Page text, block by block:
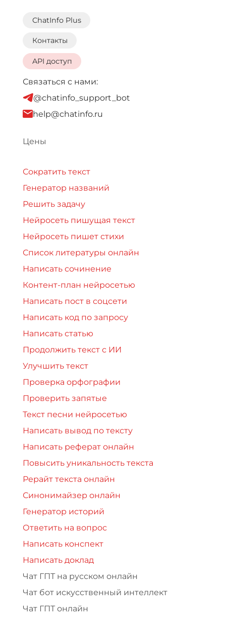
ChatInfo Plus
Контакты
API доступ
Связаться с нами:
@chatinfo_support_bot
help@chatinfo.ru
Цены
Сократить текст
Генератор названий
Решить задачу
Нейросеть пишущая текст
Нейросеть пишет стихи
Список литературы онлайн
Написать сочинение
Контент-план нейросетью
Написать пост в соцсети
Написать код по запросу
Написать статью
Продолжить текст с ИИ
Улучшить текст
Проверка орфографии
Проверить запятые
Текст песни нейросетью
Написать вывод по тексту
Написать реферат онлайн
Повысить уникальность текста
Рерайт текста онлайн
Синонимайзер онлайн
Генератор историй
Ответить на вопрос
Написать конспект
Написать доклад
Чат ГПТ на русском онлайн
Чат бот искусственный интеллект
Чат ГПТ онлайн